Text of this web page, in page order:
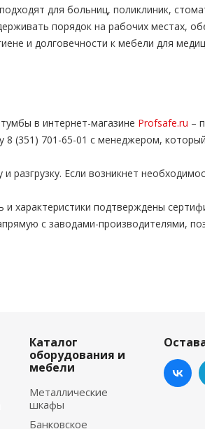
для больниц, поликлиник,
порядок на рабочих местах,
и долговечности к мебели для
в интернет-магазине Profsafe.ru –
8 (351) 701-65-01 с менеджером,
разгрузку. Если возникнет
и характеристики подтверждены
с заводами-производителями,
Каталог
оборудования и
мебели
Металлические
шкафы
Банковское